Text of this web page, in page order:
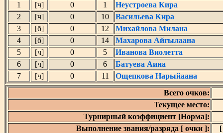
1
[ч] 0 1
Неустроева Кира
2
[ч] 0 10
Васильева Кира
3
[б] 0 12
Михайлова Милана
4
[б] 0 14
Махарова Айгылаана
5
[ч] 0 5
Иванова Виолетта
6
[ч] 0 6
Батуева Аина
7
[ч] 0 11
Ощепкова Нарыйаана
Всего очков:
Текущее место:
Турнирный коэффициент [Норма]:
Выполнение звания/разряда [ очки ]: